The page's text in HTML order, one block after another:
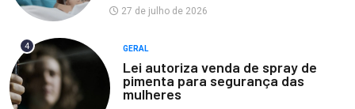
27 de julho de 2026
4 GERAL
Lei autoriza venda de spray de
pimenta para segurança das
mulheres